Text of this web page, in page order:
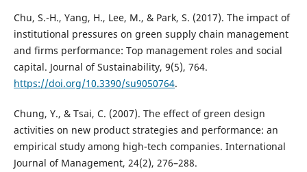
Chu, S.-H., Yang, H., Lee, M., & Park, S. (2017). The impact of
institutional pressures on green supply chain management
and firms performance: Top management roles and social
capital. Journal of Sustainability, 9(5), 764.
https://doi.org/10.3390/su9050764.
Chung, Y., & Tsai, C. (2007). The effect of green design
activities on new product strategies and performance: an
empirical study among high-tech companies. International
Journal of Management, 24(2), 276–288.